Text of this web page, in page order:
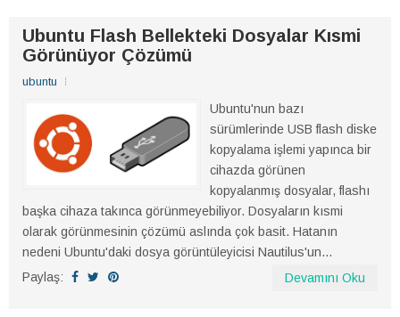
Ubuntu Flash Bellekteki Dosyalar Kısmi
Görünüyor Çözümü
ubuntu
Ubuntu'nun bazı
sürümlerinde USB flash diske
kopyalama işlemi yapınca bir
cihazda görünen
kopyalanmış dosyalar, flashı
başka cihaza takınca görünmeyebiliyor. Dosyaların kısmi
olarak görünmesinin çözümü aslında çok basit. Hatanın
nedeni Ubuntu'daki dosya görüntüleyicisi Nautilus'un...
Paylaş:
Devamını Oku